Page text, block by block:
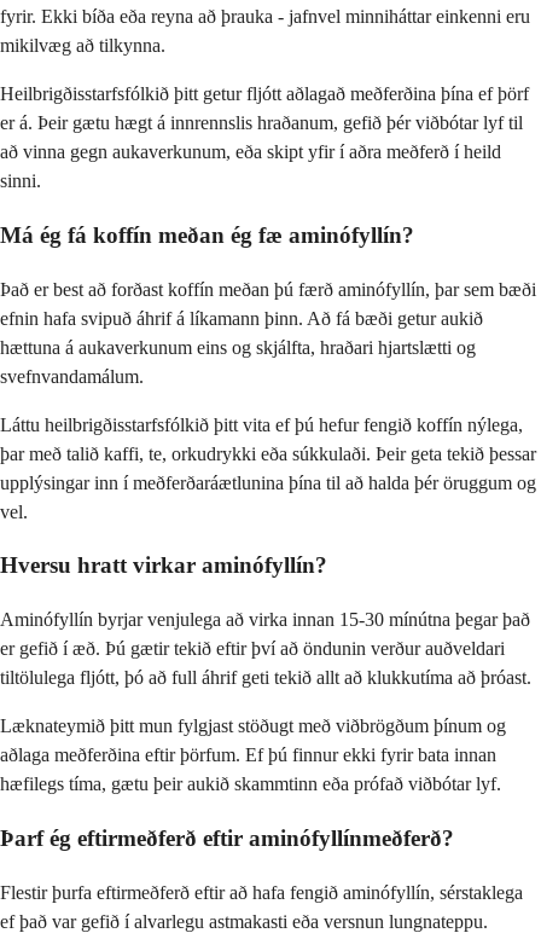
fyrir. Ekki bíða eða reyna að þrauka - jafnvel minniháttar einkenni eru
mikilvæg að tilkynna.
Heilbrigðisstarfsfólkið þitt getur fljótt aðlagað meðferðina þína ef þörf
er á. Þeir gætu hægt á innrennslis hraðanum, gefið þér viðbótar lyf til
að vinna gegn aukaverkunum, eða skipt yfir í aðra meðferð í heild
sinni.
Má ég fá koffín meðan ég fæ aminófyllín?
Það er best að forðast koffín meðan þú færð aminófyllín, þar sem bæði
efnin hafa svipuð áhrif á líkamann þinn. Að fá bæði getur aukið
hættuna á aukaverkunum eins og skjálfta, hraðari hjartslætti og
svefnvandamálum.
Láttu heilbrigðisstarfsfólkið þitt vita ef þú hefur fengið koffín nýlega,
þar með talið kaffi, te, orkudrykki eða súkkulaði. Þeir geta tekið þessar
upplýsingar inn í meðferðaráætlunina þína til að halda þér öruggum og
vel.
Hversu hratt virkar aminófyllín?
Aminófyllín byrjar venjulega að virka innan 15-30 mínútna þegar það
er gefið í æð. Þú gætir tekið eftir því að öndunin verður auðveldari
tiltölulega fljótt, þó að full áhrif geti tekið allt að klukkutíma að þróast.
Læknateymið þitt mun fylgjast stöðugt með viðbrögðum þínum og
aðlaga meðferðina eftir þörfum. Ef þú finnur ekki fyrir bata innan
hæfilegs tíma, gætu þeir aukið skammtinn eða prófað viðbótar lyf.
Þarf ég eftirmeðferð eftir aminófyllínmeðferð?
Flestir þurfa eftirmeðferð eftir að hafa fengið aminófyllín, sérstaklega
ef það var gefið í alvarlegu astmakasti eða versnun lungnateppu.